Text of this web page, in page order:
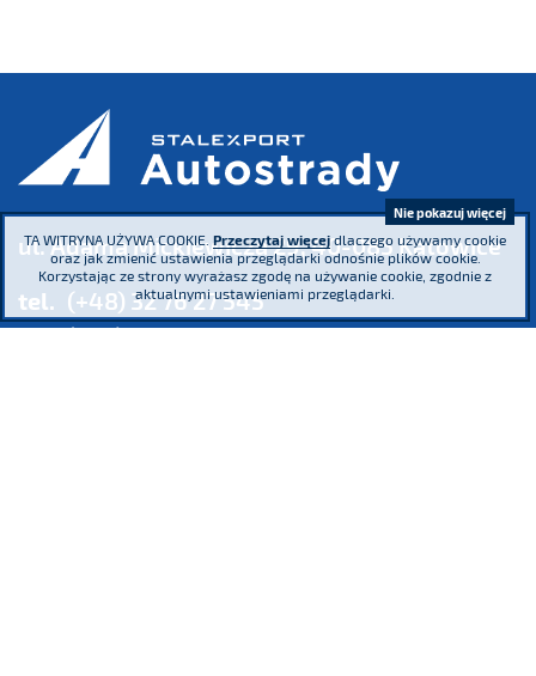
ul. Adama Mickiewicza 29, 40-085 Katowice
tel. (+48) 32 76 27 545
fax (+48) 32 76 27 556
TA WITRYNA UŻYWA COOKIE. Przeczytaj więcejdlaczego używamy cookie
oraz jak zmienić ustawienia przeglądarki odnośnie plików cookie.
Korzystając ze strony wyrażasz zgodę na używanie cookie, zgodnie z
aktualnymi ustawieniami przeglądarki.
Nie pokazuj więcej